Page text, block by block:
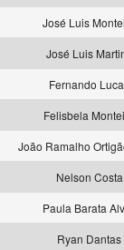
José Luis
José Luis
Fernando
Felisbela
João Ramalho
Nelson Costa
Paula Barata
Ryan Dantas